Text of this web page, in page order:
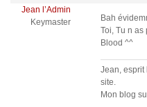
Jean l’Admin
Keymaster
Bah
Toi, Tu n as
Blood ^^
Jean, esprit
site.
Mon blog